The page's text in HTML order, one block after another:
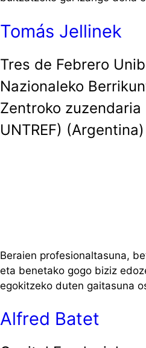
Tomás Jellinek
Tres de Febrero
Nazionaleko
Zentroko zuzendaria
UNTREF) (Argentina)
Beraien profesionaltasuna,
eta benetako gogo biziz
egokitzeko duten gaitasuna
Alfred Batet